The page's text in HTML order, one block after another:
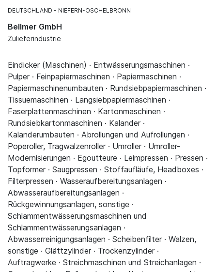
DEUTSCHLAND NIEFERN-ÖSCHELBRONN
Bellmer GmbH
Zulieferindustrie
Eindicker (Maschinen) · Entwässerungsmaschinen ·
Pulper · Feinpapiermaschinen · Papiermaschinen ·
Papiermaschinenumbauten · Rundsiebpapiermaschinen ·
Tissuemaschinen · Langsiebpapiermaschinen ·
Faserplattenmaschinen · Kartonmaschinen ·
Rundsiebkartonmaschinen · Kalander ·
Kalanderumbauten · Abrollungen und Aufrollungen ·
Poperoller, Tragwalzenroller · Umroller · Umroller-
Modernisierungen · Egoutteure · Leimpressen · Pressen ·
Topformer · Saugpressen · Stoffaufläufe, Headboxes ·
Filterpressen · Wasseraufbereitungsanlagen ·
Abwasseraufbereitungsanlagen ·
Rückgewinnungsanlagen, sonstige ·
Schlammentwässerungsmaschinen und
Schlammentwässerungsanlagen ·
Abwasserreinigungsanlagen · Scheibenfilter · Walzen,
sonstige · Glättzylinder · Trockenzylinder ·
Auftragwerke · Streichmaschinen und Streichanlagen ·